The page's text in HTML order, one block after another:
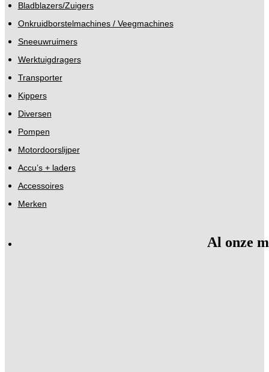
Bladblazers/Zuigers
Onkruidborstelmachines / Veegmachines
Sneeuwruimers
Werktuigdragers
Transporter
Kippers
Diversen
Pompen
Motordoorslijper
Accu’s + laders
Accessoires
Merken
Al onze